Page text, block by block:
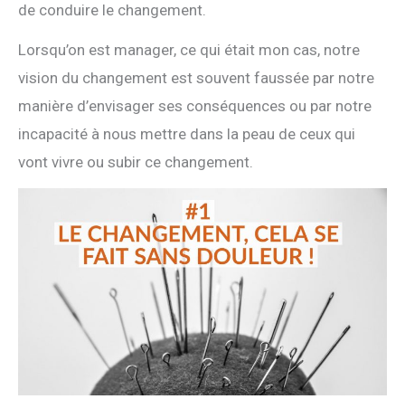
de conduire le changement.
Lorsqu’on est manager, ce qui était mon cas, notre
vision du changement est souvent faussée par notre
manière d’envisager ses conséquences ou par notre
incapacité à nous mettre dans la peau de ceux qui
vont vivre ou subir ce changement.